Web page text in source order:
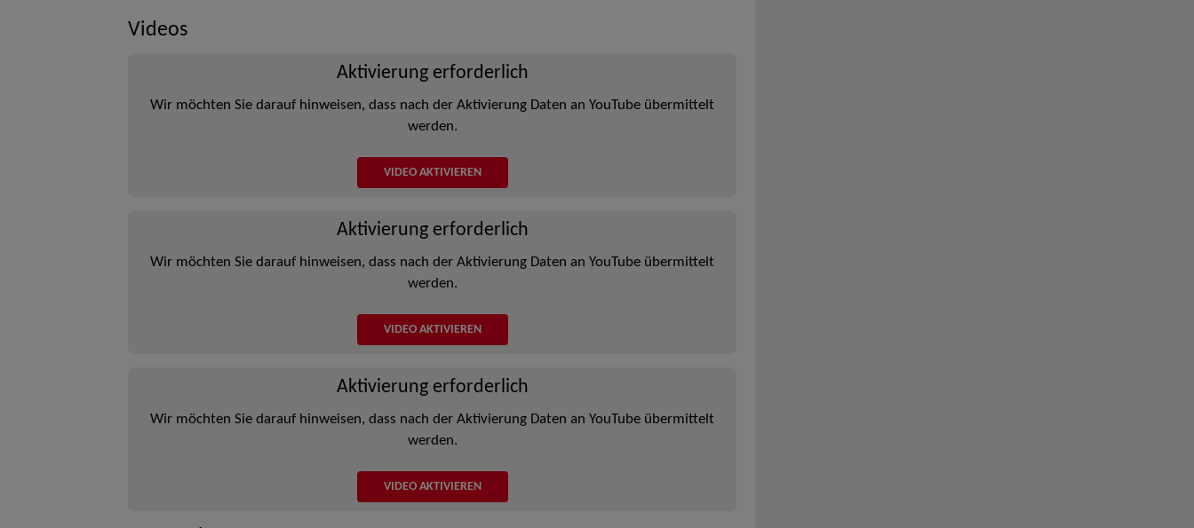
Videos
Aktivierung erforderlich
Wir möchten Sie darauf hinweisen, dass nach der Aktivierung Daten an YouTube übermittelt
werden.
VIDEO AKTIVIEREN
Aktivierung erforderlich
Wir möchten Sie darauf hinweisen, dass nach der Aktivierung Daten an YouTube übermittelt
werden.
VIDEO AKTIVIEREN
Aktivierung erforderlich
Wir möchten Sie darauf hinweisen, dass nach der Aktivierung Daten an YouTube übermittelt
werden.
VIDEO AKTIVIEREN